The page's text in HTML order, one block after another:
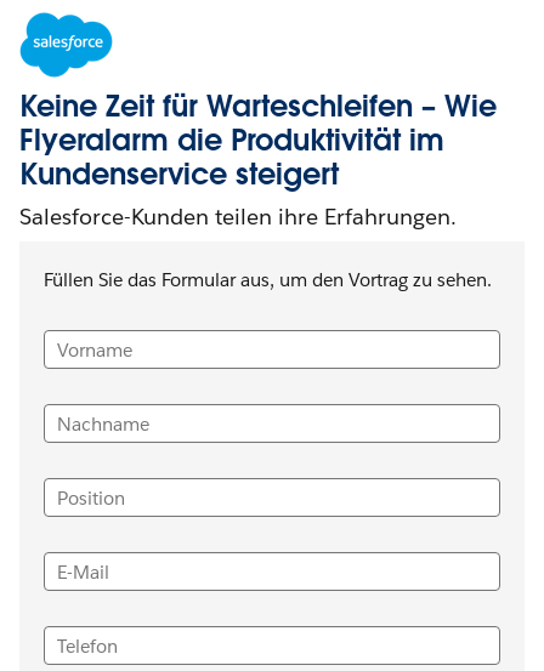
Keine Zeit für Warteschleifen – Wie
Flyeralarm die Produktivität im
Kundenservice steigert
Salesforce-Kunden teilen ihre Erfahrungen.
Füllen Sie das Formular aus, um den Vortrag zu sehen.
Vorname
Nachname
Position
E-Mail
Telefon